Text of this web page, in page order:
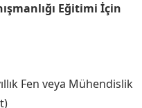
Eğitimi İçin
Fen veya Mühendislik